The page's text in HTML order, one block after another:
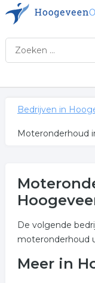
Bedrijven in
Moteronderhoud
De volgende
moteronderhoud
Meer in